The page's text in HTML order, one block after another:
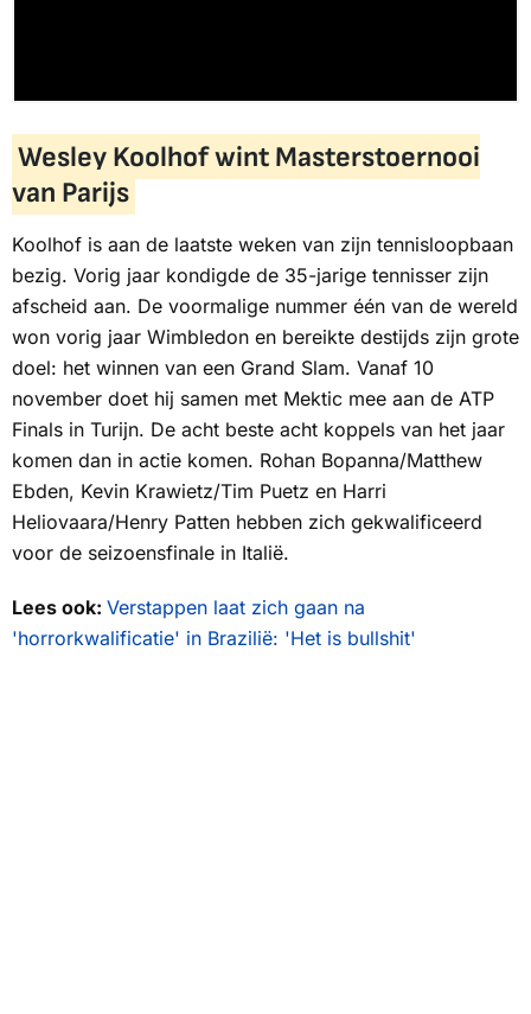
Wesley Koolhof wint Masterstoernooi
van Parijs
Koolhof is aan de laatste weken van zijn tennisloopbaan
bezig. Vorig jaar kondigde de 35-jarige tennisser zijn
afscheid aan. De voormalige nummer één van de wereld
won vorig jaar Wimbledon en bereikte destijds zijn grote
doel: het winnen van een Grand Slam. Vanaf 10
november doet hij samen met Mektic mee aan de ATP
Finals in Turijn. De acht beste acht koppels van het jaar
komen dan in actie komen. Rohan Bopanna/Matthew
Ebden, Kevin Krawietz/Tim Puetz en Harri
Heliovaara/Henry Patten hebben zich gekwalificeerd
voor de seizoensfinale in Italië.
Lees ook: Verstappen laat zich gaan na
'horrorkwalificatie' in Brazilië: 'Het is bullshit'